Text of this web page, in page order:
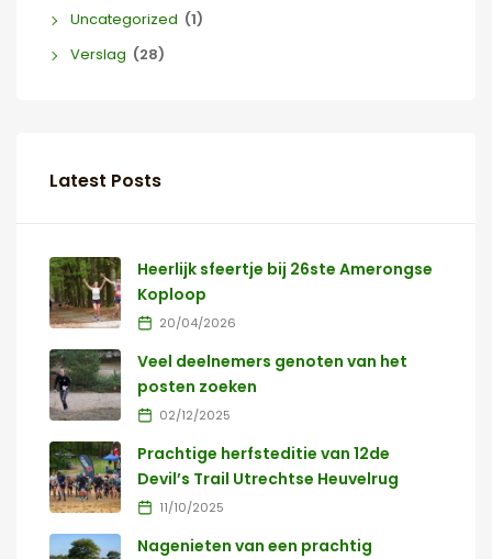
Uncategorized (1)
Verslag (28)
Latest Posts
Heerlijk sfeertje bij 26ste Amerongse
Koploop
20/04/2026
Veel deelnemers genoten van het
posten zoeken
02/12/2025
Prachtige herfsteditie van 12de
Devil’s Trail Utrechtse Heuvelrug
11/10/2025
Nagenieten van een prachtig